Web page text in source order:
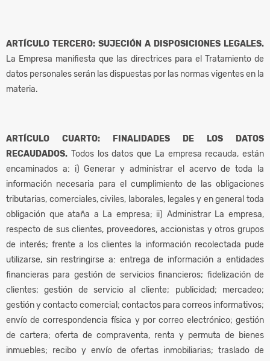
ARTÍCULO TERCERO: SUJECIÓN A DISPOSICIONES LEGALES.
La Empresa manifiesta que las directrices para el Tratamiento de
datos personales serán las dispuestas por las normas vigentes en la
materia.
ARTÍCULO CUARTO: FINALIDADES DE LOS DATOS
RECAUDADOS. Todos los datos que La empresa recauda, están
encaminados a: i) Generar y administrar el acervo de toda la
información necesaria para el cumplimiento de las obligaciones
tributarias, comerciales, civiles, laborales, legales y en general toda
obligación que ataña a La empresa; ii) Administrar La empresa,
respecto de sus clientes, proveedores, accionistas y otros grupos
de interés; frente a los clientes la información recolectada pude
utilizarse, sin restringirse a: entrega de información a entidades
financieras para gestión de servicios financieros; fidelización de
clientes; gestión de servicio al cliente; publicidad; mercadeo;
gestión y contacto comercial; contactos para correos informativos;
envío de correspondencia física y por correo electrónico; gestión
de cartera; oferta de compraventa, renta y permuta de bienes
inmuebles; recibo y envío de ofertas inmobiliarias; traslado de